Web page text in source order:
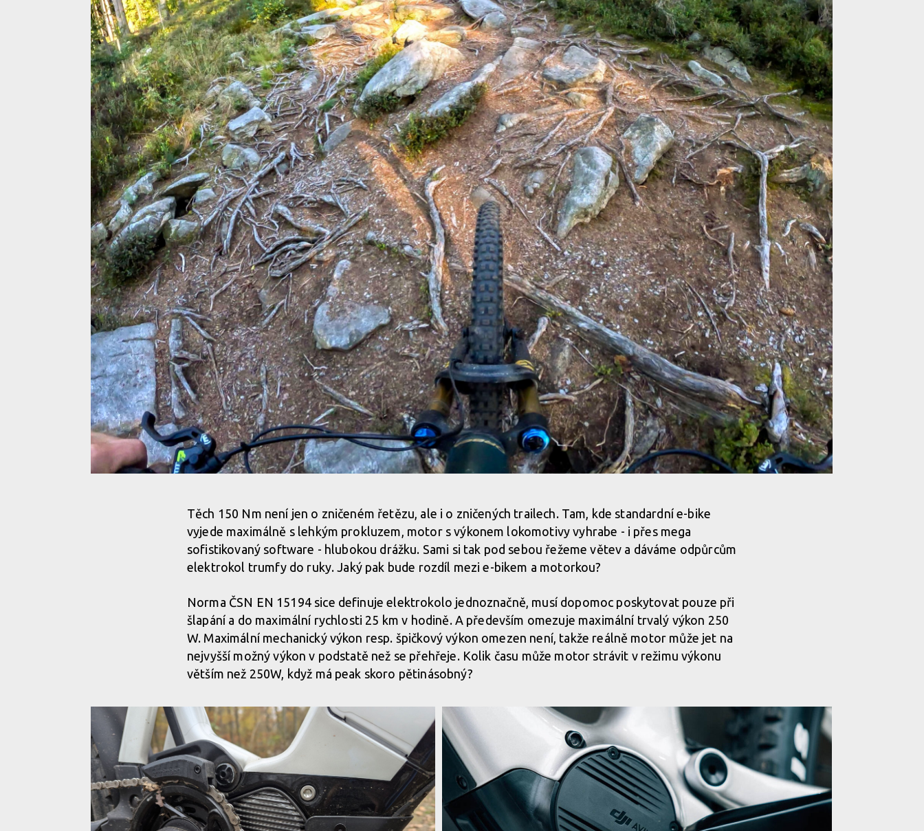
Obří ikony a krouťáky elektromotoru... ne, děkuji nechci!
Obří ikony a krouťáky elektromotoru... ne, děkuji nechci!
Těch 150 Nm není jen o zničeném řetězu, ale i o zničených trailech. Tam, kde standardní e-bike
vyjede maximálně s lehkým prokluzem, motor s výkonem lokomotivy vyhrabe - i přes mega
sofistikovaný software - hlubokou drážku. Sami si tak pod sebou řežeme větev a dáváme odpůrcům
elektrokol trumfy do ruky. Jaký pak bude rozdíl mezi e-bikem a motorkou?
Norma ČSN EN 15194 sice definuje elektrokolo jednoznačně, musí dopomoc poskytovat pouze při
šlapání a do maximální rychlosti 25 km v hodině. A především omezuje maximální trvalý výkon 250
W. Maximální mechanický výkon resp. špičkový výkon omezen není, takže reálně motor může jet na
nejvyšší možný výkon v podstatě než se přehřeje. Kolik času může motor strávit v režimu výkonu
větším než 250W, když má peak skoro pětinásobný?